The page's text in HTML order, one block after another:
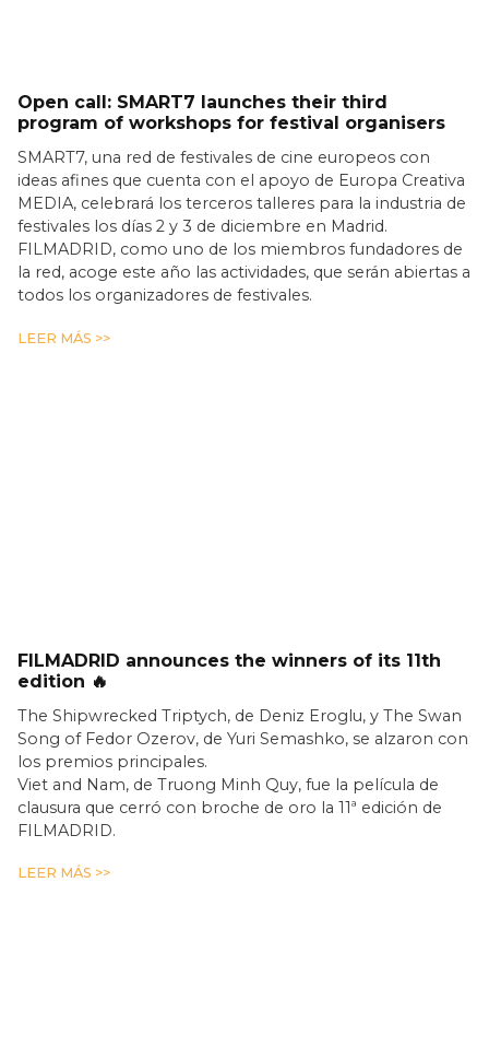
Open call: SMART7 launches their third
program of workshops for festival organisers
SMART7, una red de festivales de cine europeos con
ideas afines que cuenta con el apoyo de Europa Creativa
MEDIA, celebrará los terceros talleres para la industria de
festivales los días 2 y 3 de diciembre en Madrid.
FILMADRID, como uno de los miembros fundadores de
la red, acoge este año las actividades, que serán abiertas a
todos los organizadores de festivales.
LEER MÁS >>
FILMADRID announces the winners of its 11th
edition 🔥
The Shipwrecked Triptych, de Deniz Eroglu, y The Swan
Song of Fedor Ozerov, de Yuri Semashko, se alzaron con
los premios principales.
Viet and Nam, de Truong Minh Quy, fue la película de
clausura que cerró con broche de oro la 11ª edición de
FILMADRID.
LEER MÁS >>